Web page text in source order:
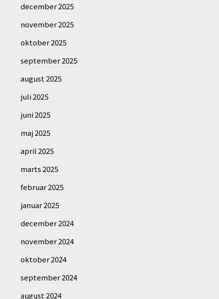
december 2025
november 2025
oktober 2025
september 2025
august 2025
juli 2025
juni 2025
maj 2025
april 2025
marts 2025
februar 2025
januar 2025
december 2024
november 2024
oktober 2024
september 2024
august 2024